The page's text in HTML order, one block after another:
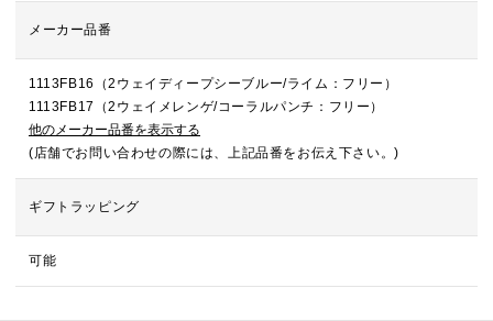
メーカー品番
1113FB16（2ウェイディープシーブルー/ライム：フリー）
1113FB17（2ウェイメレンゲ/コーラルパンチ：フリー）
他のメーカー品番を表示する
(店舗でお問い合わせの際には、上記品番をお伝え下さい。)
ギフトラッピング
可能